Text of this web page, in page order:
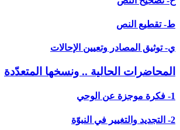
ط- تقطيع النص
ي- توثيق المصادر وتعيين الإحالات
المحاضرات الحالية .. ونسخها المتعدّدة
1- فكرة موجزة عن الوحي
2- التجديد والتغيير في النبوّة